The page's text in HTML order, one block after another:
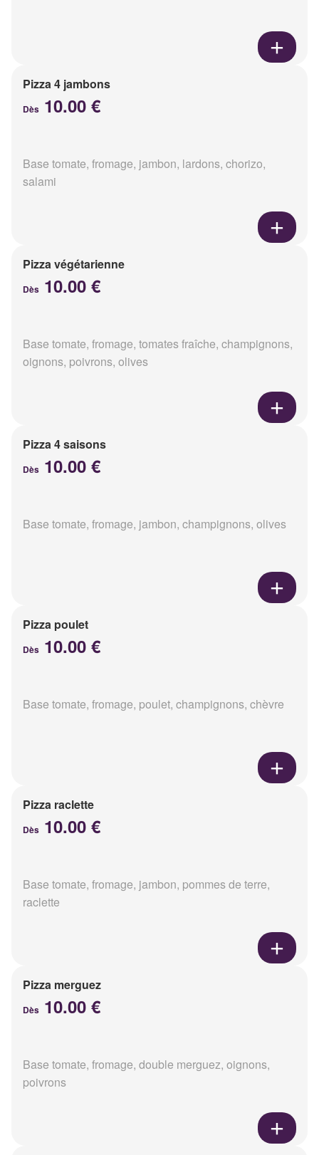
Pizza 4 jambons
Dès 10.00 €
Base tomate, fromage, jambon, lardons, chorizo,
salami
Pizza végétarienne
Dès 10.00 €
Base tomate, fromage, tomates fraîche, champignons,
oignons, poivrons, olives
Pizza 4 saisons
Dès 10.00 €
Base tomate, fromage, jambon, champignons, olives
Pizza poulet
Dès 10.00 €
Base tomate, fromage, poulet, champignons, chèvre
Pizza raclette
Dès 10.00 €
Base tomate, fromage, jambon, pommes de terre,
raclette
Pizza merguez
Dès 10.00 €
Base tomate, fromage, double merguez, oignons,
poivrons